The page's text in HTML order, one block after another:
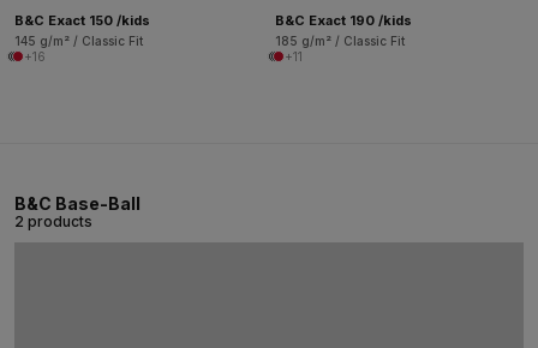
B&C Exact 150 /kids
145 g/m² / Classic Fit
+16
B&C Exact 190 /kids
185 g/m² / Classic Fit
+11
B&C Base-Ball
2 products